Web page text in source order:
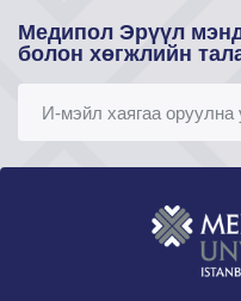
Медипол Эрүүл
болон хөгжлийн